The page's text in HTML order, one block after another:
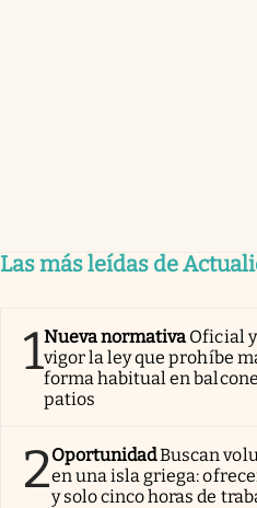
Las más leídas de
1Nueva normativa Oficial
vigor la ley que prohíbe
forma habitual en
patios
2OportunidadBuscan
en una isla griega:
y solo cinco horas de